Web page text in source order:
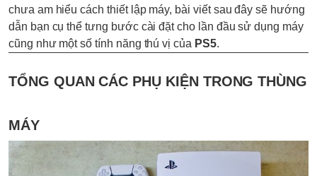
chưa am hiểu cách thiết lập máy, bài viết sau đây sẽ hướng
dẫn bạn cụ thể tưng bước cài đặt cho lần đầu sử dụng máy
cũng như một số tính năng thú vị của PS5.
TỔNG QUAN CÁC PHỤ KIỆN TRONG THÙNG
MÁY